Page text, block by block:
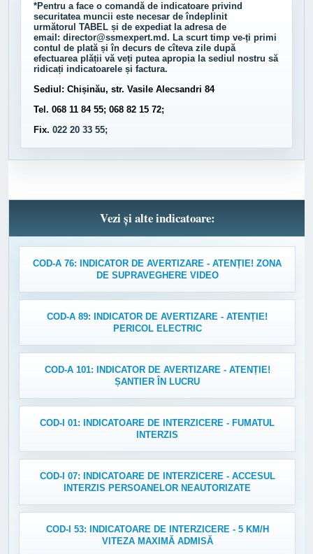
*Pentru a face o comandă de indicatoare privind
securitatea muncii este necesar de îndeplinit
următorul TABEL și de expediat la adresa de
email: director@ssmexpert.md. La scurt timp ve-ți primi
contul de plată și în decurs de cîteva zile după
efectuarea plății vă veți putea apropia la sediul nostru să
ridicați indicatoarele și factura.
Sediul: Chișinău, str. Vasile Alecsandri 84
Tel. 068 11 84 55; 068 82 15 72;
Fix. 022 20 33 55;
Vezi și alte indicatoare:
COD-A 76: INDICATOR DE AVERTIZARE - ATENȚIE! ZONA
DE SUPRAVEGHERE VIDEO
COD-A 89: INDICATOR DE AVERTIZARE - ATENȚIE!
PERICOL ELECTRIC
COD-A 101: INDICATOR DE AVERTIZARE - ATENȚIE!
ȘANTIER ÎN LUCRU
COD-I 01: INDICATOARE DE INTERZICERE - FUMATUL
INTERZIS
COD-I 07: INDICATOARE DE INTERZICERE - ACCESUL
INTERZIS PERSOANELOR NEAUTORIZATE
COD-I 53: INDICATOARE DE INTERZICERE - 5 KM/H
VITEZA MAXIMĂ ADMISĂ